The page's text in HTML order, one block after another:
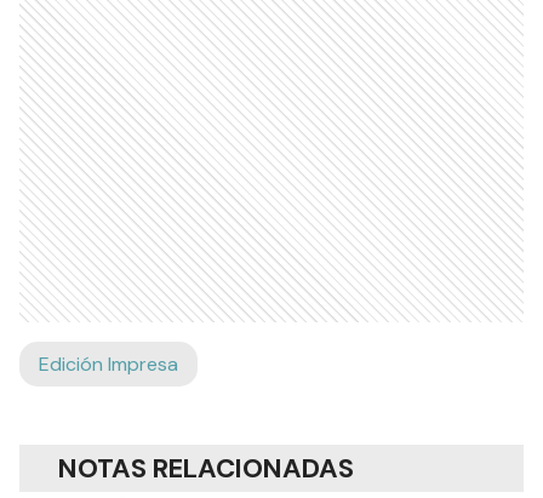
Edición Impresa
NOTAS RELACIONADAS